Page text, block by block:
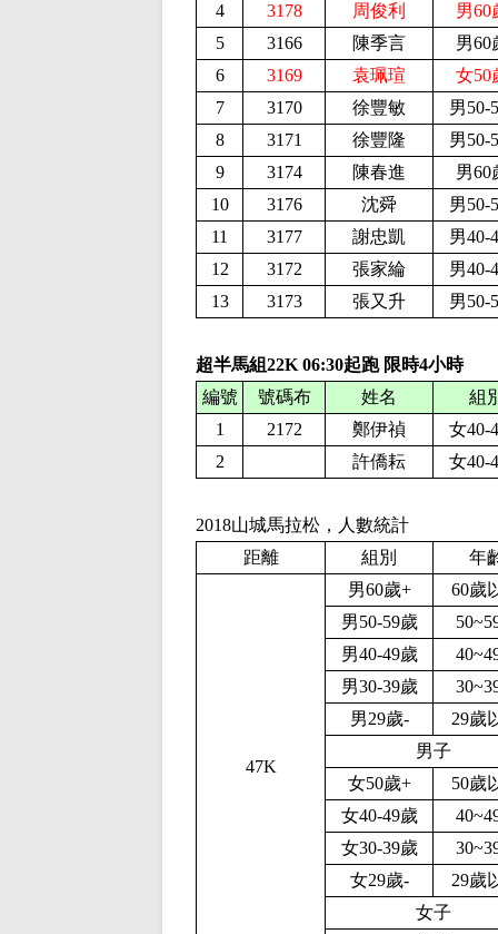
4
3178 周俊利
男60
5
3166 陳季言
男60
6
3169 袁珮瑄
女50
7
3170 徐豐敏
男50-
8
3171 徐豐隆
男50-
9
3174 陳春進
男60
10
3176 沈舜
男50-
11
3177 謝忠凱
男40-
12
3172 張家綸
男40-
13
3173 張又升 男50-
超半馬組22K 06:30起跑 限時4小時
編號
號碼布 姓名
組
1
2172 鄭伊禎
女40-
2
許僑耘 女40-
2018山城馬拉松，人數統計
距離
組別 年
47K
男60歲+
60歲
男50-59歲
男40-49歲
男30-39歲
男29歲-
29歲
男子
女50歲+
50歲
女40-49歲
女30-39歲
女29歲-
29歲
女子